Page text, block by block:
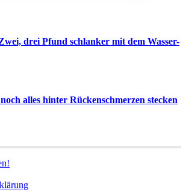
drei Pfund schlanker mit dem Wasser-
alles hinter Rückenschmerzen stecken